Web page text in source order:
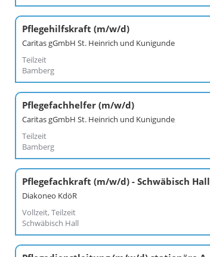
Pflegehilfskraft (m/w/d)
Caritas gGmbH St. Heinrich und Kunigunde
Teilzeit
Bamberg
Pflegefachhelfer (m/w/d)
Caritas gGmbH St. Heinrich und Kunigunde
Teilzeit
Bamberg
Pflegefachkraft (m/w/d) - Schwäbisch Hall
Diakoneo KdöR
Vollzeit, Teilzeit
Schwäbisch Hall